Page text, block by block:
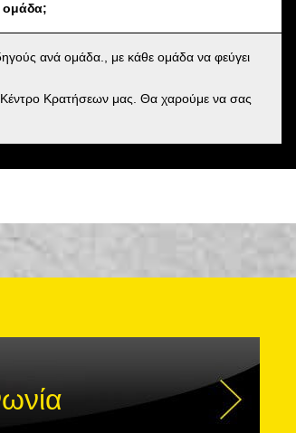
ομάδα;
ανά ομάδα., με κάθε ομάδα να φεύγει
Κέντρο Κρατήσεων μας. Θα χαρούμε να σας